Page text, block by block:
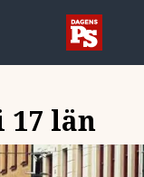
17 län